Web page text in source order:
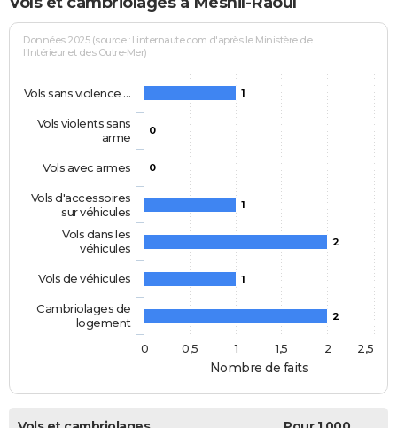
Nombre de faits
Données 2025 (source : Linternaute.com d'après le Ministère de
l'Intérieur et des Outre-Mer)
1
0
0
1
2
1
2
Vols sans violence …
Vols violents sans
arme
Vols avec armes
Vols d'accessoires
sur véhicules
Vols dans les
véhicules
Vols de véhicules
Cambriolages de
logement
0
0,5 1 1,5 2 2,5